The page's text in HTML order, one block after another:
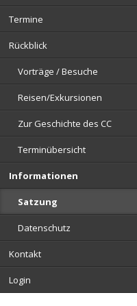
Termine
Rückblick
Vorträge / Besuche
Reisen/Exkursionen
Zur Geschichte des CC
Terminübersicht
Informationen
Satzung
Datenschutz
Kontakt
Login